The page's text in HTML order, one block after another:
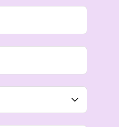
San Francisco, California, US